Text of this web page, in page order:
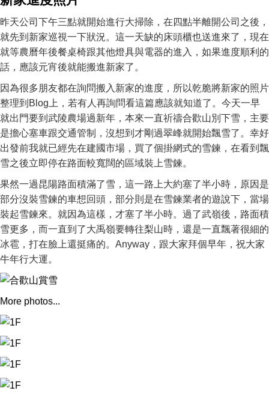
昨天公司下午三點就開始進行大掃除，在四點半離開公司之後，
就先到新家巡視一下狀況。這一天缺的床頭櫃也送進來了，現在
就等農曆年後餐桌椅跟其他燈具與電器的進入，如果進度順利的
話，應該元宵後就能搬進新家了。
因為很多朋友都在詢問搬入新家的進度，所以乾脆將新家的照片
整理到Blog上，若有人再詢問看這篇應該就知道了。今天一早
就出門要到武陵農場過新年，本來一直祈禱合歡山別下雪，主要
是擔心塞車跟交通管制，沒想到才剛過翠峰就開始飄雪了。幸好
出發前我就已經先在建國市場，買了個掛網式的雪鍊，在看到飄
雪之後立即停在路面較寬闊的區域裝上雪鍊。
果然一過昆陽路面積滿了雪，這一路上大約塞了半小時，原因是
部分沒裝雪鍊的車想回頭，部分則是在雪鍊業者的遊說下，當場
裝起雪鍊來。就因為這樣，才塞了半小時。過了武嶺後，路面積
雪更多，而一直到了大禹嶺要轉往梨山時，還是一直飄著很細的
冰雹，打在臉上還挺痛的。Anyway，跟大家拜個早年，祝大家
牛年行大運。
More photos...